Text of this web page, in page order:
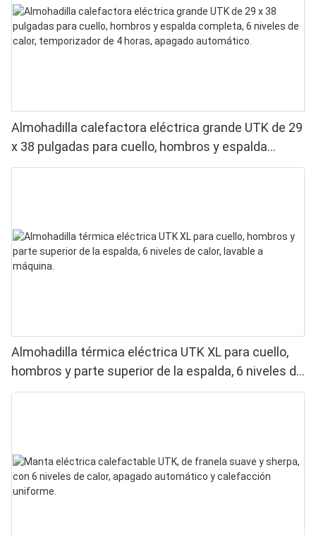
Almohadilla calefactora eléctrica grande UTK de 29
x 38 pulgadas para cuello, hombros y espalda
completa, 6 niveles de calor, temporizador de 4
Almohadilla térmica eléctrica UTK XL para cuello,
hombros y parte superior de la espalda, 6 niveles de
calor, lavable a máquina.